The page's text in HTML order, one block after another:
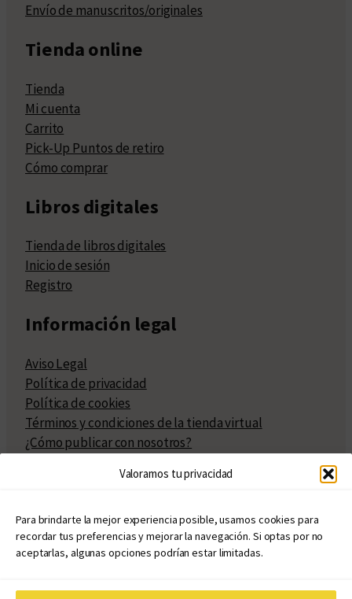
Valoramos tu privacidad
Para brindarte la mejor experiencia posible, usamos cookies para
recordar tus preferencias y mejorar la navegación. Si optas por no
aceptarlas, algunas opciones podrían estar limitadas.
Envío de manuscritos/originales
Tienda online
Tienda
Mi cuenta
Carrito
Pick-Up Puntos de retiro
Cómo comprar
Libros digitales
Tienda de libros digitales
Inicio de sesión
Registro
Información legal
Aviso Legal
Política de privacidad
Política de cookies
Términos y condiciones de la tienda virtual
¿Cómo publicar con nosotros?
Políticas de publicación
Políticas de coedición
Atribuciones